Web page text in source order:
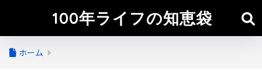
100年ライフの知恵袋
ホーム